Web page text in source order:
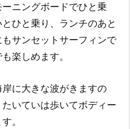
ニングボードでひと乗
ひと乗り、ランチのあと
サンセットサーフィンで
楽しめます。
に大きな波がきますの
いていは歩いてボディー
。